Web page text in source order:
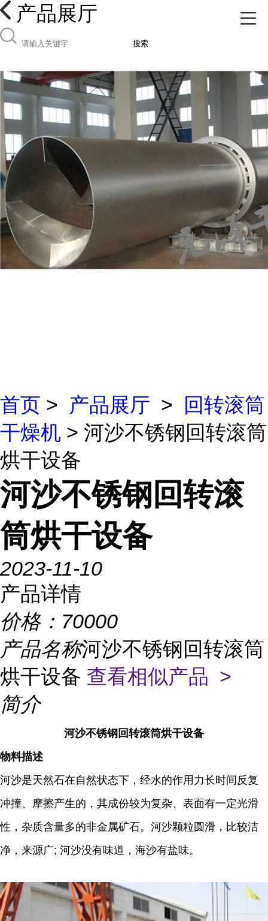
产品展厅
搜索
首页 > 产品展厅 >
回转滚筒
干燥机 > 河沙不锈钢回转滚筒
烘干设备
河沙不锈钢回转滚
筒烘干设备
2023-11-10
产品详情
价格： 70000
产品名称河沙不锈钢回转滚筒
烘干设备 查看相似产品 >
简介
河沙不锈钢回转滚筒烘干设备
物料描述
河沙是天然石在自然状态下，经水的作用力长时间反复
冲撞、摩擦产生的，其成份较为复杂、表面有一定光滑
性，杂质含量多的非金属矿石。河沙颗粒圆滑，比较洁
净，来源广; 河沙没有味道，海沙有盐味。